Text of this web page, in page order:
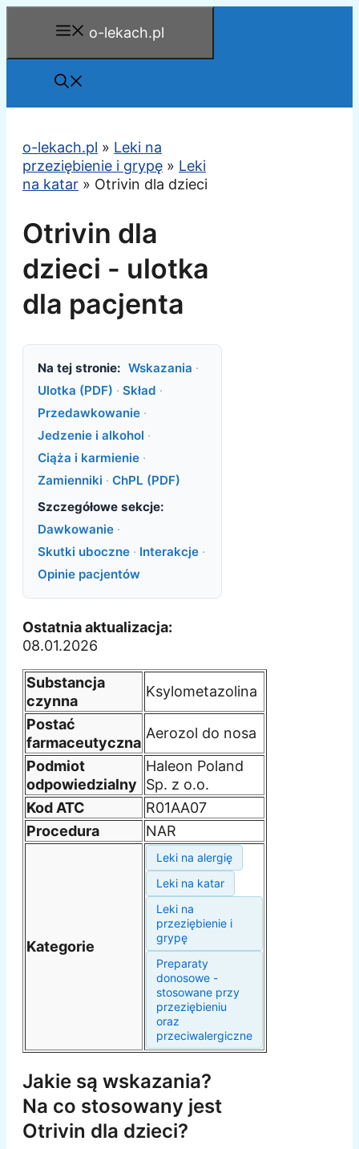
o-lekach.pl
o-lekach.pl » Leki na
przeziębienie i grypę » Leki
na katar » Otrivin dla dzieci
Otrivin dla
dzieci - ulotka
dla pacjenta
Na tej stronie: Wskazania ·
Ulotka (PDF) · Skład ·
Przedawkowanie ·
Jedzenie i alkohol ·
Ciąża i karmienie ·
Zamienniki · ChPL (PDF)
Szczegółowe sekcje:
Dawkowanie ·
Skutki uboczne · Interakcje ·
Opinie pacjentów
Ostatnia aktualizacja:
08.01.2026
Substancja
czynna
Ksylometazolina
Postać
farmaceutyczna
Aerozol do nosa
Podmiot
odpowiedzialny
Haleon Poland
Sp. z o.o.
Kod ATC
R01AA07
Procedura
NAR
Kategorie
Leki na alergię
Leki na katar
Leki na
przeziębienie i
grypę
Preparaty
donosowe -
stosowane przy
przeziębieniu
oraz
przeciwalergiczne
Jakie są wskazania?
Na co stosowany jest
Otrivin dla dzieci?